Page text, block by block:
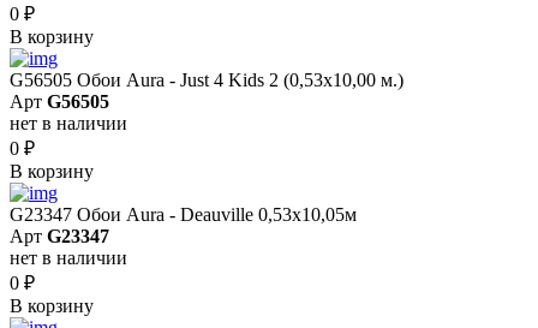
0 ₽
В корзину
G56505 Обои Aura - Just 4 Kids 2 (0,53х10,00 м.)
Арт G56505
нет в наличии
0 ₽
В корзину
G23347 Обои Aura - Deauville 0,53х10,05м
Арт G23347
нет в наличии
0 ₽
В корзину